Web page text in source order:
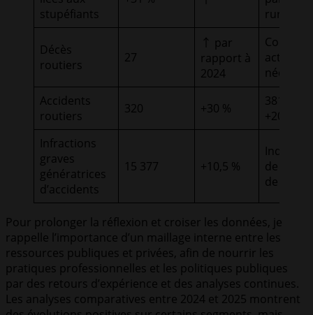
stupéfiants
rural et
Décès
routiers
27
↑ par
rapport à
2024
Constat
actions
Accidents
routiers
320 +30 %
381
+20 %
Infractions
graves
génératrices
d’accidents
15 377 +10,5 %
de
de
Pour prolonger la réflexion et croiser les données, je
rappelle l’importance d’un maillage interne entre les
ressources publiques et privées, afin de nourrir les
pratiques professionnelles et les politiques publiques
par des retours d’expérience et des analyses continues.
Les analyses comparatives entre 2024 et 2025 montrent